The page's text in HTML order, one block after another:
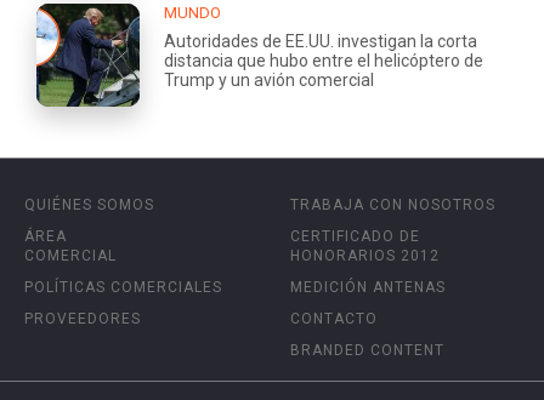
MUNDO
Autoridades de EE.UU. investigan la corta
distancia que hubo entre el helicóptero de
Trump y un avión comercial
QUIÉNES SOMOS
ÁREA
COMERCIAL
POLÍTICAS COMERCIALES
PROVEEDORES
TRABAJA CON NOSOTROS
CERTIFICADO DE
HONORARIOS 2012
MEDICIÓN ANTENAS
CONTACTO
BRANDED CONTENT